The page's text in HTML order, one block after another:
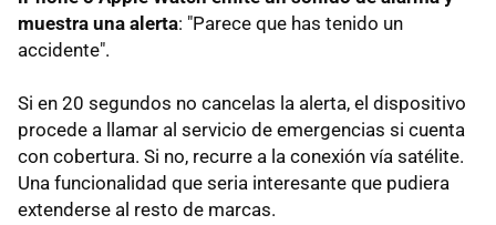
muestra una alerta: "Parece que has tenido un
accidente".
Si en 20 segundos no cancelas la alerta, el dispositivo
procede a llamar al servicio de emergencias si cuenta
con cobertura. Si no, recurre a la conexión vía satélite.
Una funcionalidad que seria interesante que pudiera
extenderse al resto de marcas.